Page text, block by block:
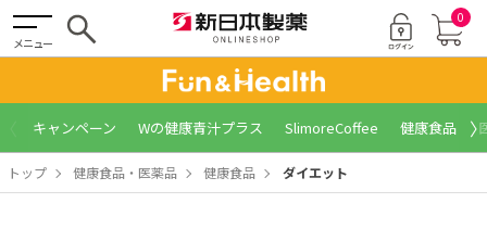
メニュー
0
キャンペーン Wの健康青汁プラス SlimoreCoffee 健康食品 〉
トップ 健康食品・医薬品 健康食品 ダイエット